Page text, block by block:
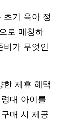
초기 육아 정
로 매칭하
비가 무엇인
한 제휴 혜택
대 아이를
매 시 제공